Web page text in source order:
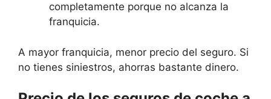
completamente porque no alcanza la
franquicia.
A mayor franquicia, menor precio del seguro. Si
no tienes siniestros, ahorras bastante dinero.